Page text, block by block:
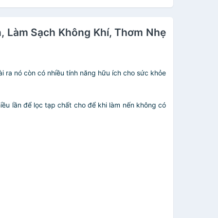
Làm Sạch Không Khí, Thơm Nhẹ
ra nó còn có nhiều tính năng hữu ích cho sức khỏe
lần để lọc tạp chất cho để khi làm nến không có